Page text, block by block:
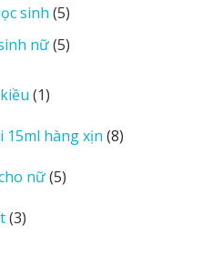
phẩm
sinh 55
sản
phẩm
nữ 55
11
phẩm
15ml hàng xịn 88
nữ 55
33